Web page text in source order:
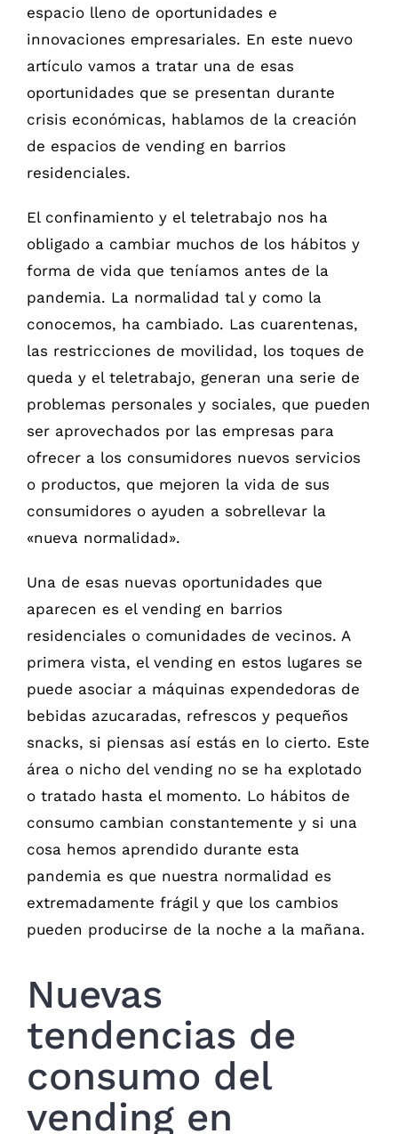
espacio lleno de oportunidades e
innovaciones empresariales. En este nuevo
artículo vamos a tratar una de esas
oportunidades que se presentan durante
crisis económicas, hablamos de la creación
de espacios de vending en barrios
residenciales.
El confinamiento y el teletrabajo nos ha
obligado a cambiar muchos de los hábitos y
forma de vida que teníamos antes de la
pandemia. La normalidad tal y como la
conocemos, ha cambiado. Las cuarentenas,
las restricciones de movilidad, los toques de
queda y el teletrabajo, generan una serie de
problemas personales y sociales, que pueden
ser aprovechados por las empresas para
ofrecer a los consumidores nuevos servicios
o productos, que mejoren la vida de sus
consumidores o ayuden a sobrellevar la
«nueva normalidad».
Una de esas nuevas oportunidades que
aparecen es el vending en barrios
residenciales o comunidades de vecinos. A
primera vista, el vending en estos lugares se
puede asociar a máquinas expendedoras de
bebidas azucaradas, refrescos y pequeños
snacks, si piensas así estás en lo cierto. Este
área o nicho del vending no se ha explotado
o tratado hasta el momento. Lo hábitos de
consumo cambian constantemente y si una
cosa hemos aprendido durante esta
pandemia es que nuestra normalidad es
extremadamente frágil y que los cambios
pueden producirse de la noche a la mañana.
Nuevas
tendencias de
consumo del
vending en